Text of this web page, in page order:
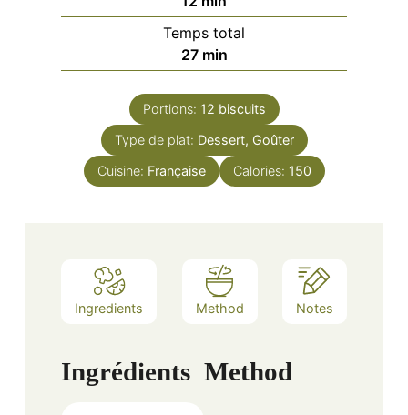
Temps total
27minutes
min
Portions: 12 biscuits
Type de plat: Dessert, Goûter
Cuisine: Française Calories: 150
Ingredients Method Notes
Ingrédients Method